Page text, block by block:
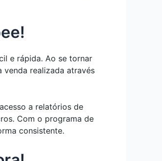
e rápida. Ao se tornar
venda realizada através
a relatórios de
Com o programa de
consistente.